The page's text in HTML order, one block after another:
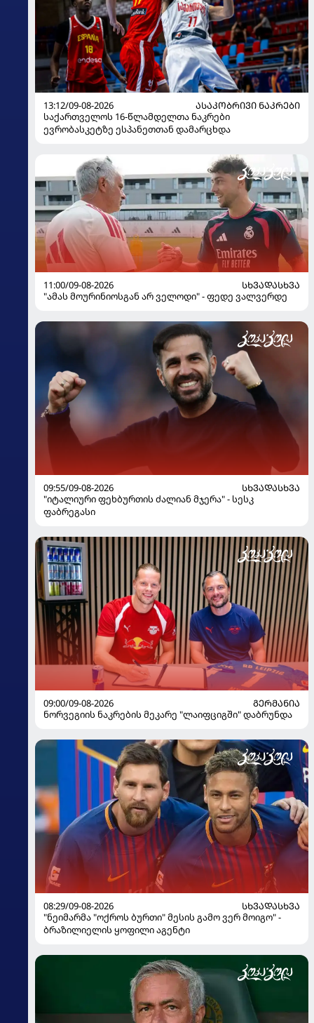
13:12/09-08-2026
ᲐᲡᲐᲙᲝᲑᲠᲘᲕᲘ ᲜᲐᲙᲠᲔᲑᲘ
საქართველოს 16-წლამდელთა ნაკრები
ევრობასკეტზე ესპანეთთან დამარცხდა
11:00/09-08-2026
ᲡᲮᲕᲐᲓᲐᲡᲮᲕᲐ
"ამას მოურინიოსგან არ ველოდი" - ფედე ვალვერდე
09:55/09-08-2026
ᲡᲮᲕᲐᲓᲐᲡᲮᲕᲐ
"იტალიური ფეხბურთის ძალიან მჯერა" - სესკ
ფაბრეგასი
09:00/09-08-2026
ᲒᲔᲠᲛᲐᲜᲘᲐ
ნორვეგიის ნაკრების მეკარე "ლაიფციგში" დაბრუნდა
08:29/09-08-2026
ᲡᲮᲕᲐᲓᲐᲡᲮᲕᲐ
"ნეიმარმა "ოქროს ბურთი" მესის გამო ვერ მოიგო" -
ბრაზილიელის ყოფილი აგენტი